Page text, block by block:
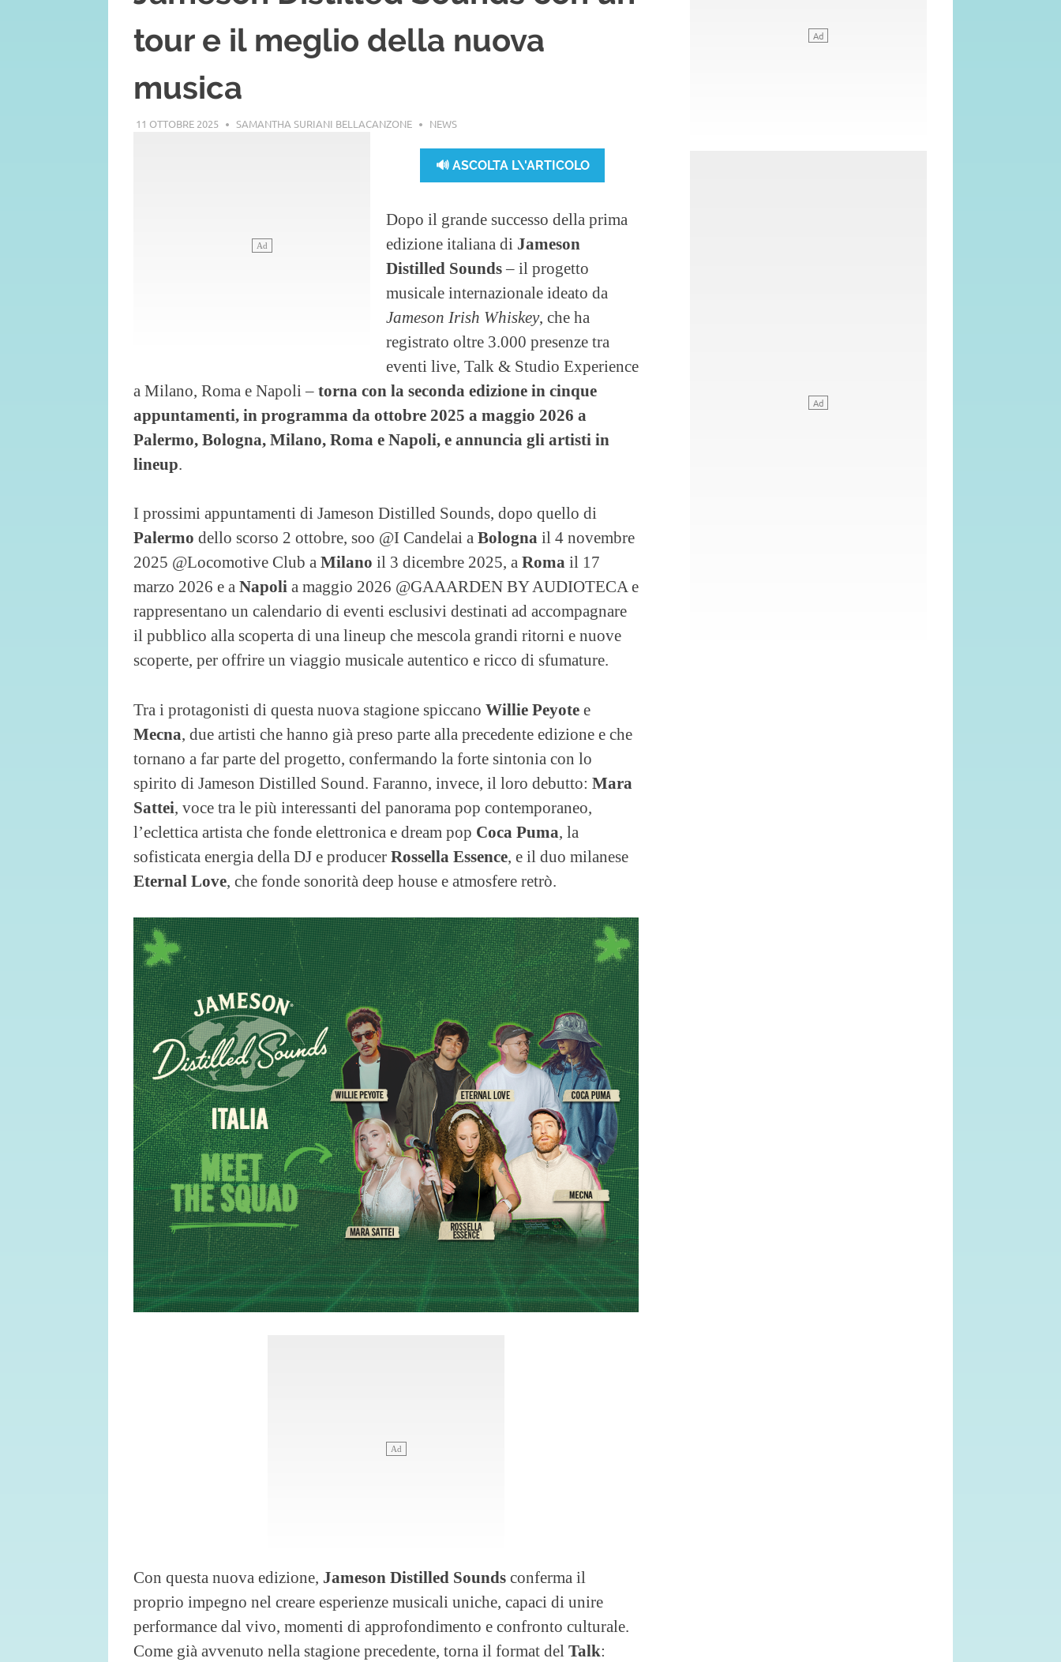
tour e il meglio della nuova
musica
11 OTTOBRE 2025 SAMANTHA SURIANI BELLACANZONE NEWS
🔊 ASCOLTA L\'ARTICOLO
Dopo il grande successo della prima
edizione italiana di Jameson
Distilled Sounds– il progetto
musicale internazionale ideato da
Jameson Irish Whiskey, che ha
registrato oltre 3.000 presenze tra
eventi live, Talk & Studio Experience
a Milano, Roma e Napoli – torna con la seconda edizione in cinque
appuntamenti, in programma da ottobre 2025 a maggio 2026 a
Palermo, Bologna, Milano, Roma e Napoli, e annuncia gli artisti in
lineup.
I prossimi appuntamenti di Jameson Distilled Sounds, dopo quello di
Palermo dello scorso 2 ottobre, soo @I Candelai a Bologna il 4 novembre
2025 @Locomotive Club a Milano il 3 dicembre 2025, a Roma il 17
marzo 2026 e a Napoli a maggio 2026 @GAAARDEN BY AUDIOTECA e
rappresentano un calendario di eventi esclusivi destinati ad accompagnare
il pubblico alla scoperta di una lineup che mescola grandi ritorni e nuove
scoperte, per offrire un viaggio musicale autentico e ricco di sfumature.
Tra i protagonisti di questa nuova stagione spiccano Willie Peyote e
Mecna, due artisti che hanno già preso parte alla precedente edizione e che
tornano a far parte del progetto, confermando la forte sintonia con lo
spirito di Jameson Distilled Sound. Faranno, invece, il loro debutto: Mara
Sattei, voce tra le più interessanti del panorama pop contemporaneo,
l’eclettica artista che fonde elettronica e dream pop Coca Puma, la
sofisticata energia della DJ e producer Rossella Essence, e il duo milanese
Eternal Love, che fonde sonorità deep house e atmosfere retrò.
Con questa nuova edizione, Jameson Distilled Sounds conferma il
proprio impegno nel creare esperienze musicali uniche, capaci di unire
performance dal vivo, momenti di approfondimento e confronto culturale.
Come già avvenuto nella stagione precedente, torna il format del Talk: